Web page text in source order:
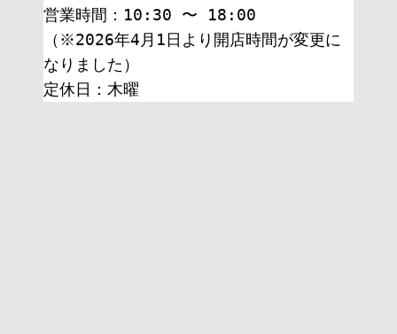
営業時間：10:30 〜 18:00
（※2026年4月1日より開店時間が変更に
なりました）
定休日：木曜